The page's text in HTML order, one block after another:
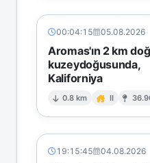
00:04:15 05.08.2026
Aromas'ın 2 km
kuzeydoğusunda,
Kaliforniya
0.8 km II
19:15:45 04.08.2026